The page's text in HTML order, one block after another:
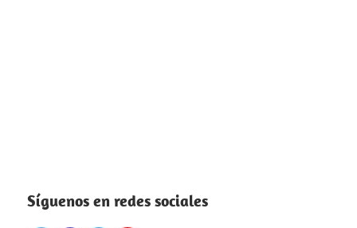
Síguenos en redes sociales